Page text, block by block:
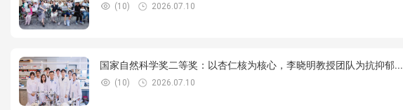
(10) 2026.07.10
国家自然科学奖二等奖：以杏仁核为核心，李晓明教授团队为抗抑郁...
(10) 2026.07.10